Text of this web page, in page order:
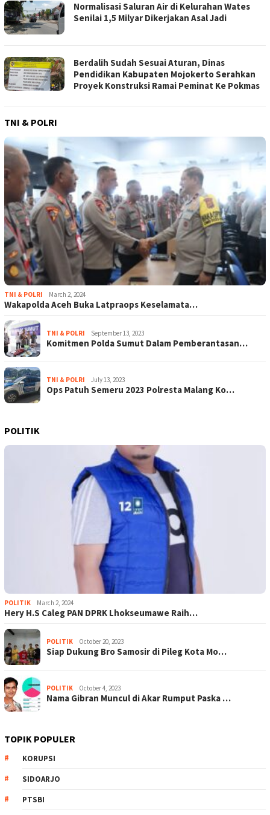
Normalisasi Saluran Air di Kelurahan Wates
Senilai 1,5 Milyar Dikerjakan Asal Jadi
Berdalih Sudah Sesuai Aturan, Dinas
Pendidikan Kabupaten Mojokerto Serahkan
Proyek Konstruksi Ramai Peminat Ke Pokmas
TNI & POLRI
TNI & POLRI March 2, 2024
Wakapolda Aceh Buka Latpraops Keselamata…
TNI & POLRI September 13, 2023
Komitmen Polda Sumut Dalam Pemberantasan…
TNI & POLRI July 13, 2023
Ops Patuh Semeru 2023 Polresta Malang Ko…
POLITIK
POLITIK March 2, 2024
Hery H.S Caleg PAN DPRK Lhokseumawe Raih…
POLITIK October 20, 2023
Siap Dukung Bro Samosir di Pileg Kota Mo…
POLITIK October 4, 2023
Nama Gibran Muncul di Akar Rumput Paska …
TOPIK POPULER
KORUPSI
SIDOARJO
PTSBI